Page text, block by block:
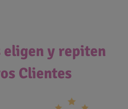
eligen y repiten
Clientes